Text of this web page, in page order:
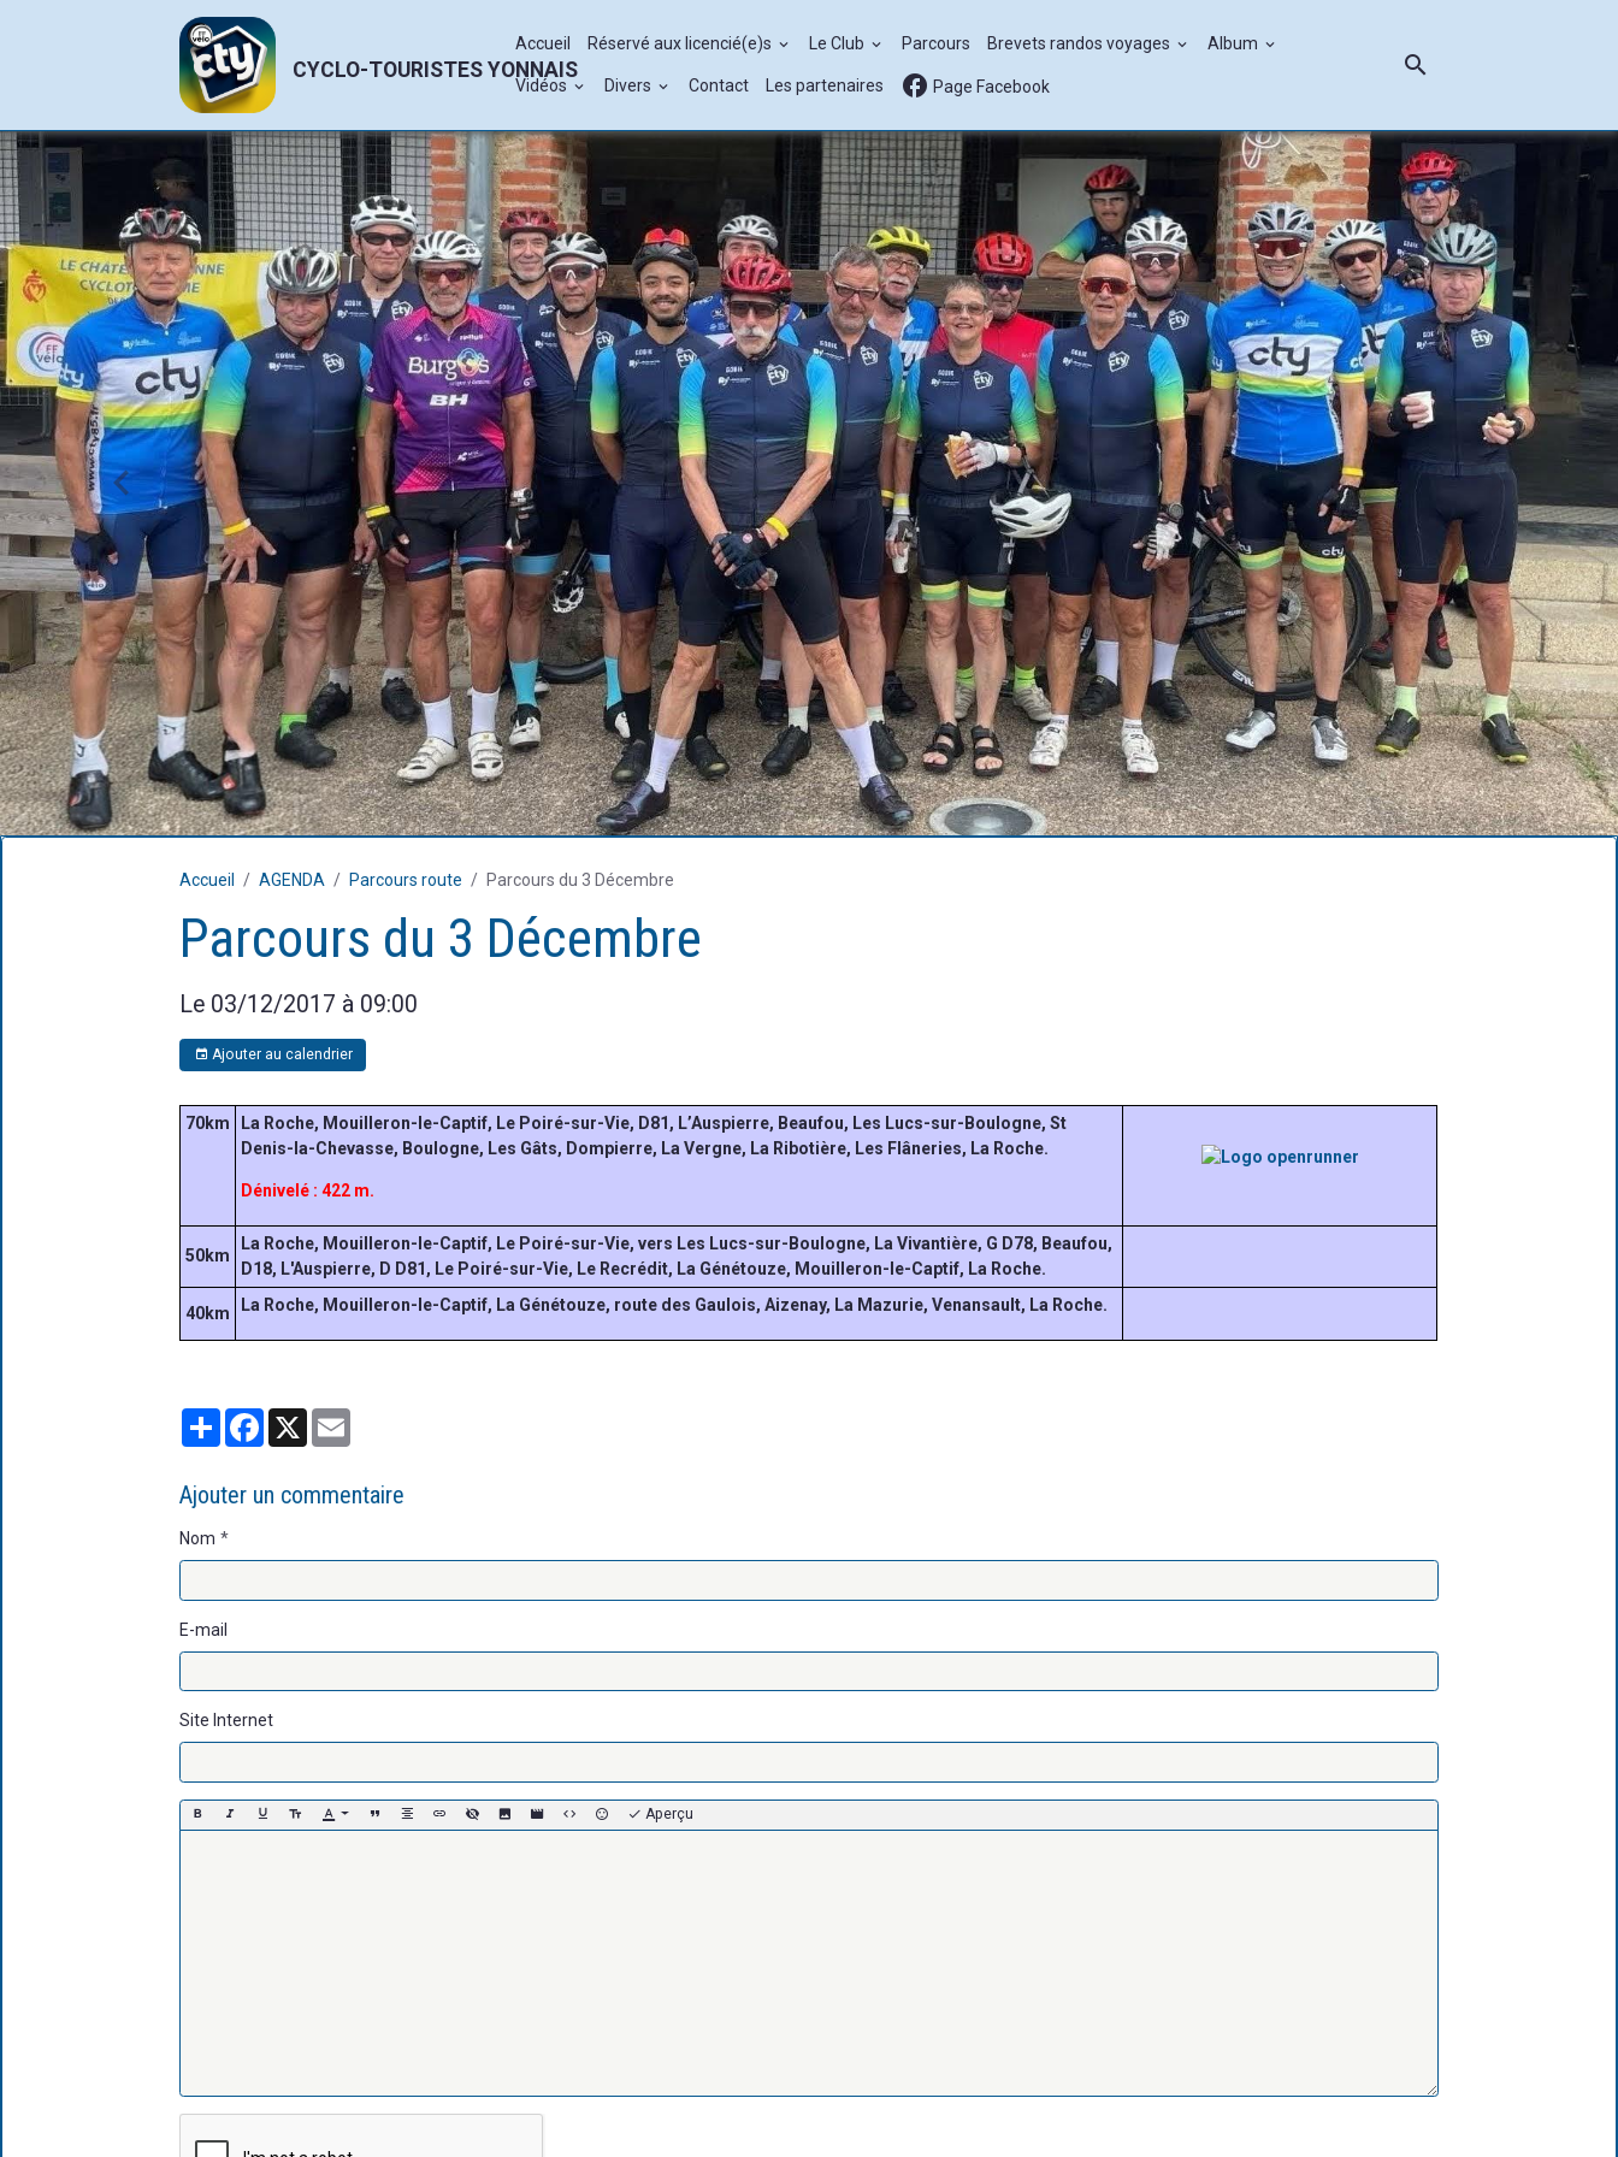
CYCLO-TOURISTES YONNAIS
Accueil Réservé aux licencié(e)s Le Club Parcours Brevets randos voyages Album
Vidéos Divers Contact Les partenaires Page Facebook
Accueil AGENDA Parcours route Parcours du 3 Décembre
Parcours du 3 Décembre
Le 03/12/2017 à 09:00
Ajouter au calendrier
70km
La Roche, Mouilleron-le-Captif, Le Poiré-sur-Vie, D81, L’Auspierre, Beaufou, Les Lucs-sur-Boulogne, St
Denis-la-Chevasse, Boulogne, Les Gâts, Dompierre, La Vergne, La Ribotière, Les Flâneries, La Roche.
Dénivelé : 422 m.
50km
La Roche, Mouilleron-le-Captif, Le Poiré-sur-Vie, vers Les Lucs-sur-Boulogne, La Vivantière, G D78, Beaufou,
D18, L'Auspierre, D D81, Le Poiré-sur-Vie, Le Recrédit, La Génétouze, Mouilleron-le-Captif, La Roche.
40km La Roche, Mouilleron-le-Captif, La Génétouze, route des Gaulois, Aizenay, La Mazurie, Venansault, La Roche.
PartagerFacebook
X
Ajouter un commentaire
Nom
E-mail
Site Internet
Aperçu